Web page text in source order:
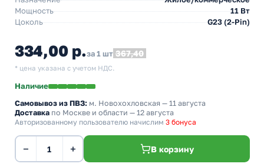
Мощность
11 Вт
Цоколь
G23 (2-Pin)
334,00 р.за 1 шт 367,40
* цена указана с учетом НДС.
Наличие
Самовывоз из ПВЗ: м. Новохохловская — 11 августа
Доставка по Москве и области — 12 августа
Авторизованному пользователю начислим 3 бонуса
− + В корзину